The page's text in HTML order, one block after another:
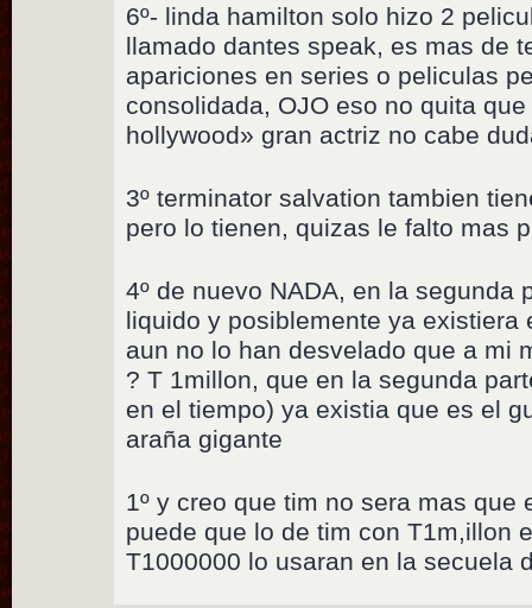
6º- linda hamilton solo hizo 2
llamado dantes speak, es mas de
apariciones en series o peliculas
consolidada, OJO eso no quita
hollywood» gran actriz no cabe
3º terminator salvation tambien
pero lo tienen, quizas le falto mas
4º de nuevo NADA, en la segunda
liquido y posiblemente ya existiera
aun no lo han desvelado que a mi
? T 1millon, que en la segunda
en el tiempo) ya existia que es el
araña gigante
1º y creo que tim no sera mas que
puede que lo de tim con T1m,illon
T1000000 lo usaran en la secuela